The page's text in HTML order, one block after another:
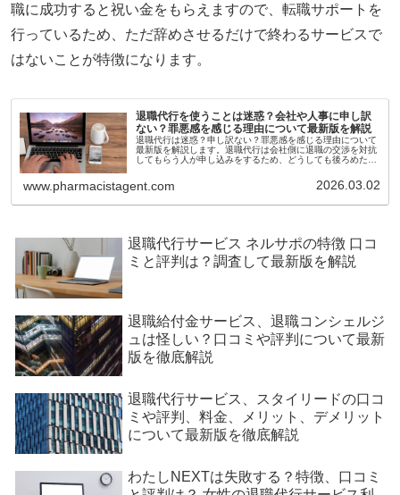
職に成功すると祝い金をもらえますので、転職サポートを
行っているため、ただ辞めさせるだけで終わるサービスで
はないことが特徴になります。
退職代行を使うことは迷惑？会社や人事に申し訳
ない？罪悪感を感じる理由について最新版を解説
退職代行は迷惑？申し訳ない？罪悪感を感じる理由について
最新版を解説します。退職代行は会社側に退職の交渉を対抗
してもらう人が申し込みをするため、どうしても後ろめたさ
www.pharmacistagent.com 2026.03.02
退職代行サービス ネルサポの特徴 口コ
ミと評判は？調査して最新版を解説
退職給付金サービス、退職コンシェルジ
ュは怪しい？口コミや評判について最新
版を徹底解説
退職代行サービス、スタイリードの口コ
ミや評判、料金、メリット、デメリット
について最新版を徹底解説
わたしNEXTは失敗する？特徴、口コミ